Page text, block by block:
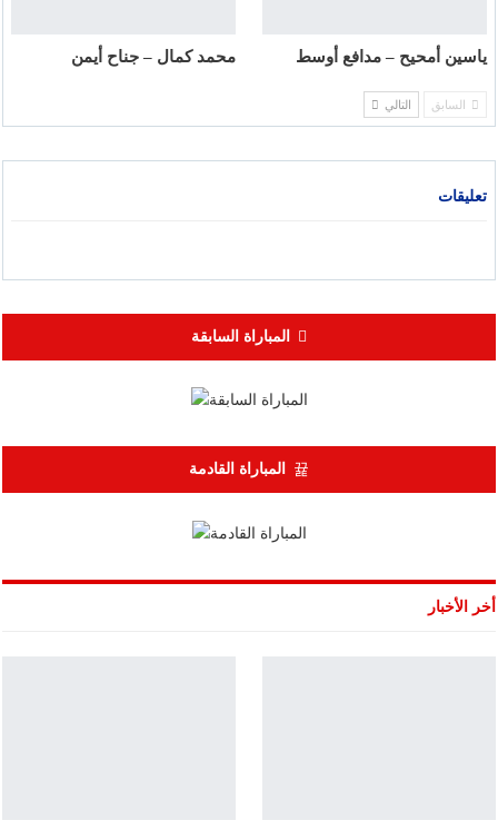
ياسين أمحيح – مدافع أوسط محمد كمال – جناح أيمن
السابق التالي
تعليقات
المباراة السابقة
المباراة القادمة
أخر الأخبار